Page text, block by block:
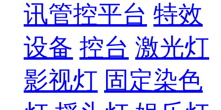
讯管控平台 特效
设备 控台 激光灯
影视灯 固定染色